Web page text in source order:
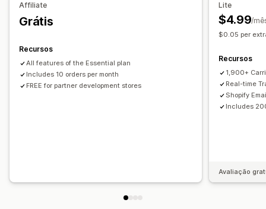
Várias transportadoras
Mascaramento de transportadora
Notificações
E-mail
Notificações em tempo real
Tradução
Notificações personalizadas
Acompanhamento em tempo real
Notificações por e-mail
Análises de frete
Affiliate
Grátis
Recursos
All features of the Essential plan
Includes 10 orders per month
FREE for partner development stores
Lite
$4.99/
$0.05 per
Recursos
1,900+
Real-time
Shopify
Includes
Avaliação